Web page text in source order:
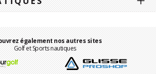
également nos autres sites
Golf et Sports nautiques